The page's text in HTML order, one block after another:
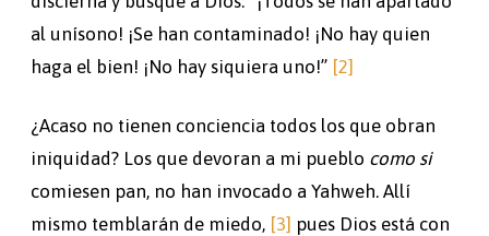
al unísono! ¡Se han contaminado! ¡No hay quien
haga el bien! ¡No hay siquiera uno!” [2]
¿Acaso no tienen conciencia todos los que obran
iniquidad? Los que devoran a mi pueblo como si
comiesen pan, no han invocado a Yahweh. Allí
mismo temblarán de miedo, [3] pues Dios está con